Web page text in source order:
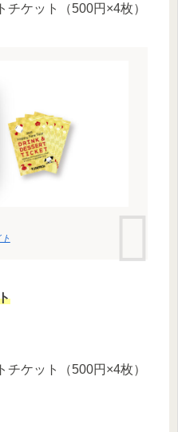
チケット（500円×4枚）
チケット（500円×4枚）